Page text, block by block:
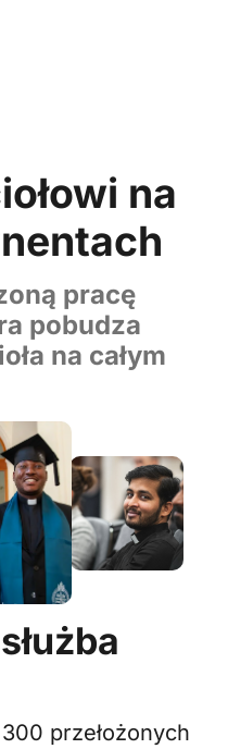
na
pracę
pobudza
na całym
przełożonych